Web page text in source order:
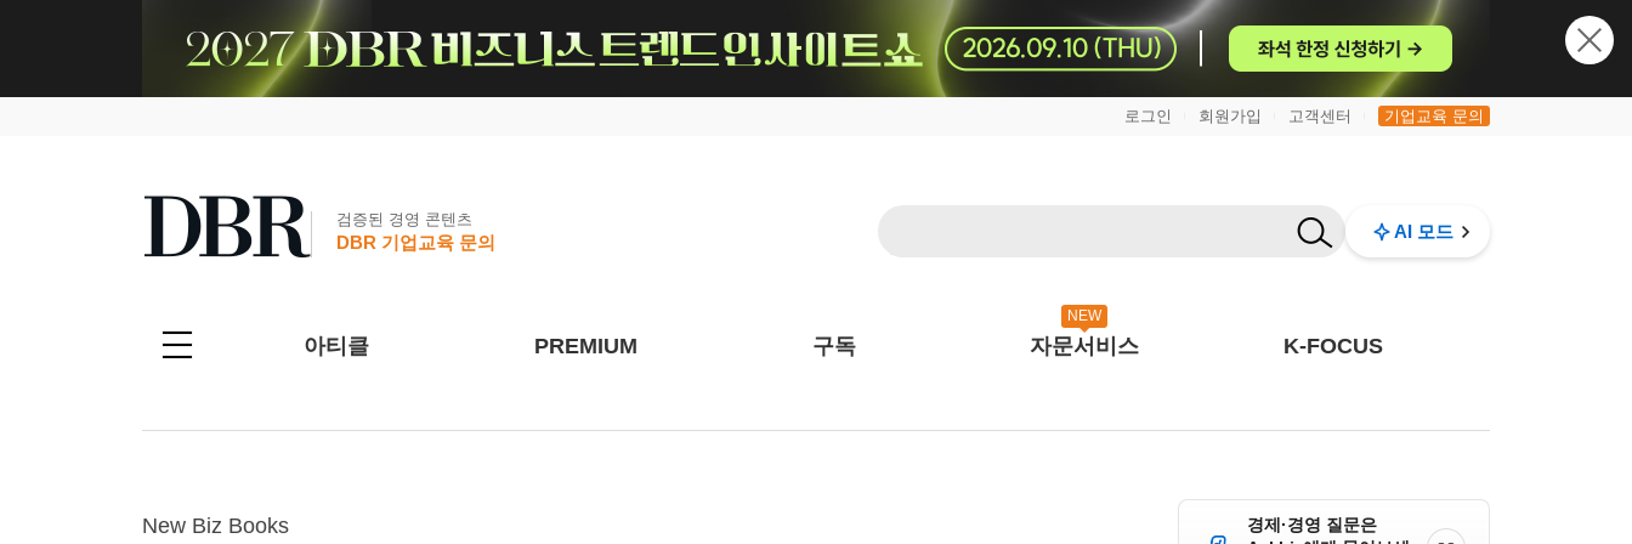
로그인 회원가입 고객센터 기업교육 문의
검증된 경영 콘텐츠
DBR 기업교육 문의
AI 모드
아티클 PREMIUM 구독
NEW
자문서비스 K-FOCUS
New Biz Books
경제·경영 질문은